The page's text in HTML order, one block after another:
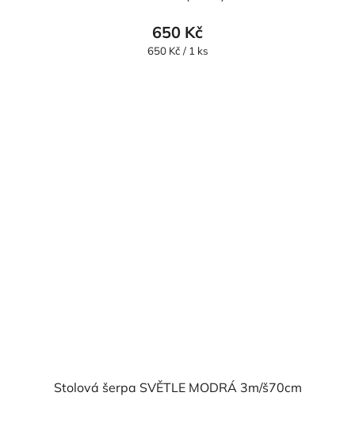
650 Kč
Měrná
650 Kč / 1 ks
Stolová šerpa SVĚTLE MODRÁ 3m/š70cm